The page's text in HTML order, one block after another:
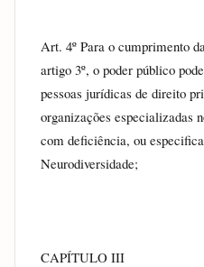
Art. 4º Para o cumprimento
artigo 3º, o poder público
pessoas jurídicas de direito
organizações especializadas
com deficiência, ou
Neurodiversidade;
CAPÍTULO III